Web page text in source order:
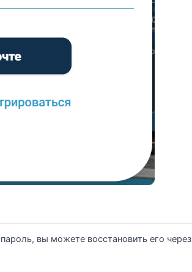
вы можете восстановить его через